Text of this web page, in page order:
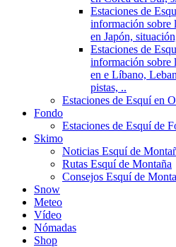
Estaciones de
información sobre
en Japón,
Estaciones de
información sobre
en e Líbano,
pistas, ..
Estaciones de Esquí en
Fondo
Estaciones de Esquí de
Skimo
Noticias Esquí de
Rutas Esquí de Montaña
Consejos Esquí de
Snow
Meteo
Vídeo
Nómadas
Shop